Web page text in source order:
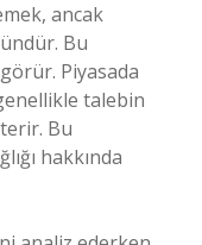
ancak
Bu
Piyasada
talebin
Bu
hakkında